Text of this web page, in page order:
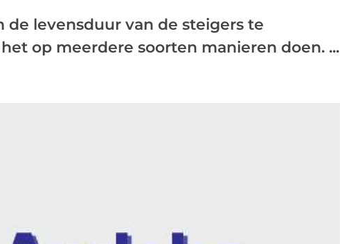
de levensduur van de steigers te
op meerdere soorten manieren doen. ...